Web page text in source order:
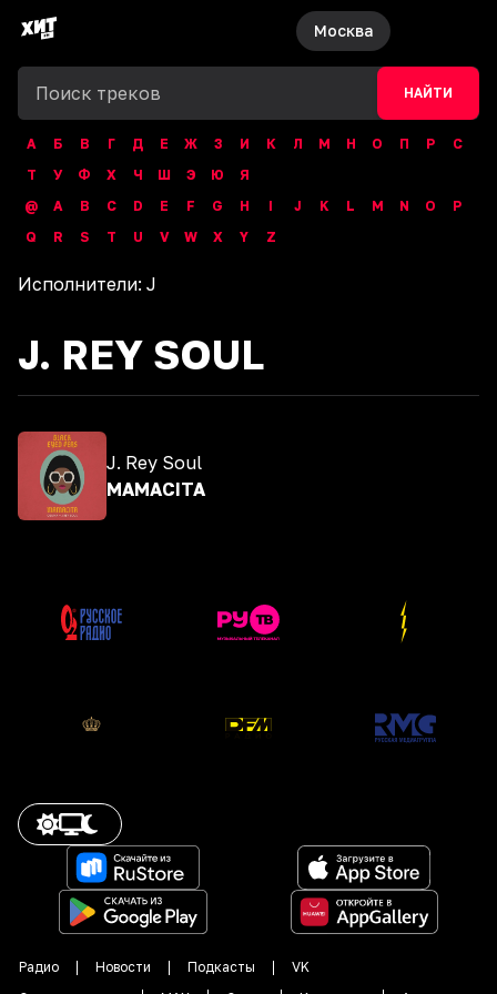
Москва
НАЙТИ
А Б В Г Д Е Ж З И К Л М Н О П Р
С
Т
У Ф Х Ч Ш Э Ю
Я
@
A B C D E F G H I J K L M N O
P
Q
R S T U V W X Y Z
Исполнители: J
J. REY SOUL
J. Rey Soul
MAMACITA
Радио Новости Подкасты
VK